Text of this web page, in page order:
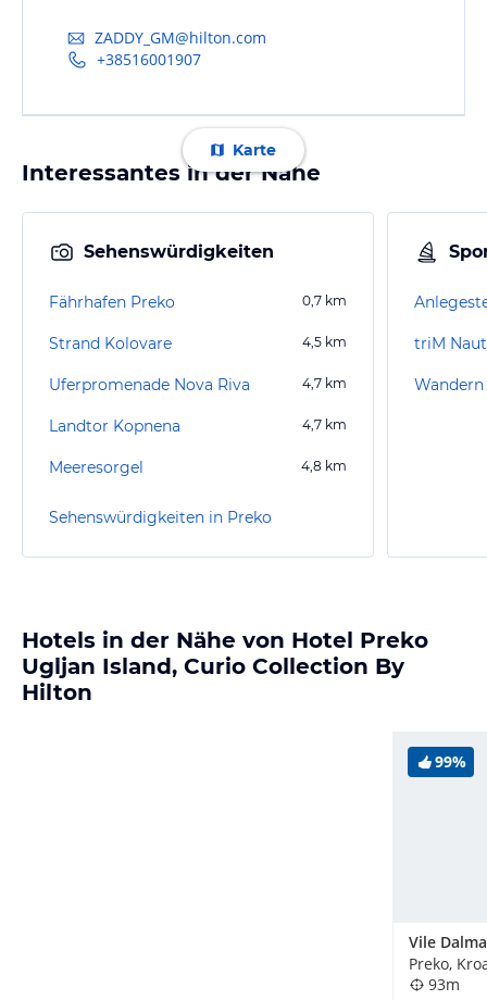
ZADDY_GM@hilton.com
+38516001907
Karte
Interessantes in der Nähe
Sehenswürdigkeiten
Fährhafen Preko 0,7 km
Strand Kolovare 4,5 km
Uferpromenade Nova Riva 4,7 km
Landtor Kopnena 4,7 km
Meeresorgel 4,8 km
Sehenswürdigkeiten in Preko
triM
Hotels in der Nähe von Hotel Preko
Ugljan Island, Curio Collection By
Hilton
99%
Vile
Preko,
93m